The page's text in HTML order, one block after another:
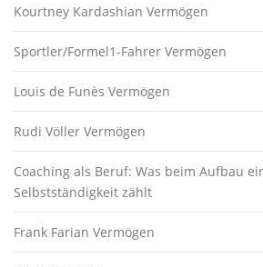
Kourtney Kardashian Vermögen
Sportler/Formel1-Fahrer Vermögen
Louis de Funès Vermögen
Rudi Völler Vermögen
Coaching als Beruf: Was beim Aufbau
Selbstständigkeit zählt
Frank Farian Vermögen